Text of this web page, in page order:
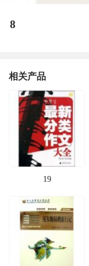
8
相关产品
19